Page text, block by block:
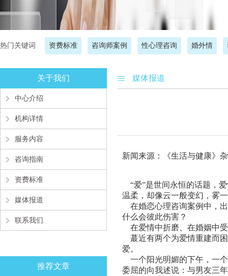
热门关键词 资费标准 咨询师案例 性心理咨询 婚外情
关于我们
中心介绍
机构详情
服务内容
咨询指南
资费标准
媒体报道
联系我们
推荐文章
媒体报道
新闻来源：《生活与健康》
“爱”是世间永恒的话题，
温柔，却像云一般变幻，雾
在婚恋心理咨询案例中，
什么会彼此伤害？
在爱情中折磨、在婚姻中
蕞近有两个为爱情重建而
爱。
一个阳光明媚的下午，一
委屈的向我述说：与男友三